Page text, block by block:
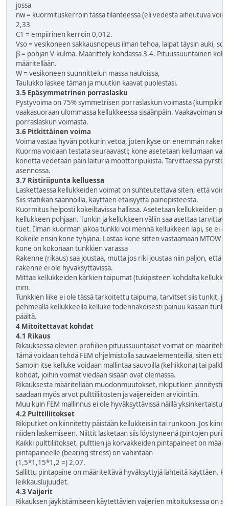
jossa
nw = kuormituskerroin tässä tilanteessa (eli vedestä aiheutuva
2,33
C1 = empiirinen kerroin 0,012.
Vso= vesikoneen sakkausnopeus ilman tehoa, laipat täysin auki,
β= pohjan V-kulma. Määrittely kohdassa 3.4. Pituussuuntainen
määritellään.
W = vesikoneen suunnittelun massa nauloissa,
Taulukko laskee tämän ja muutkin kaavat puolestasi.
3.5 Epäsymmetrinen porraslasku
Pystyvoima on 75% symmetrisen porraslaskun voimasta
vaakasuoraan ulommassa kellukkeessa sisäänpäin. Vaakavoiman
porraslaskun voimasta.
3.6 Pitkittäinen voima
Voima vastaa hyvän potkurin vetoa, joten kyse on enemmän
Kuorma voidaan testata seuraavasti; kone asetetaan kellumaan
konetta vedetään päin laituria moottoripukista. Tarvittaessa
asennossa.
3.7 Ristiriipunta kelluessa
Laskettaessa kellukkeiden voimat on suhteutettava siten, että
Siis statiikan säännöillä, käyttäen etäisyyttä painopisteestä.
Kuormitus helposti kokeiltavissa hallissa. Asetetaan kellukkeiden
kellukkeen pohjaan. Tunkin ja kellukkeen väliin saa asettaa
tuet. Ilman kuorman jakoa tunkki voi mennä kellukkeen läpi, se ei
Kokeile ensin kone tyhjänä. Lastaa kone sitten vastaamaan MTOW
kone on kokonaan tunkkien varassa
Rakenne (rikaus) saa joustaa, mutta jos riki joustaa niin paljon, että
rakenne ei ole hyväksyttävissä.
Mittaa kellukkeiden kärkien taipumat (tukipisteen kohdalta
mm.
Tunkkien liike ei ole tässä tarkoitettu taipuma, tarvitset siis tunkit,
pehmeällä kellukkeella kelluke todennäköisesti painuu kasaan
päältä.
4 Mitoitettavat kohdat
4.1 Rikaus
Rikauksessa olevien profiilien pituussuuntaiset voimat on
Tämä voidaan tehdä FEM ohjelmistolla sauvaelementeillä, siten
Samoin itse kelluke voidaan mallintaa sauvoilla (kehikkona) tai
kohdat, joihin voimat viedään sisään ovat olemassa.
Rikauksesta määritellään muodonmuutokset, rikiputkien
saadaan myös arvot pulttiliitosten ja vaijereiden arviointiin.
Muu kuin FEM mallinnus ei ole hyväksyttävissä näillä
4.2 Pulttiliitokset
Rikiputket on kiinnitetty päistään kellukkeisiin tai runkoon. Jos
niiden laskemiseen. Niittit lasketaan siis löystyneenä (pintojen
Kaikki pulttiliitokset, pulttien ja korvakkeiden pintapaineet on
pintapaineelle (bearing stress) on vähintään
(1,5*1,15*1,2 =) 2,07.
Sallittu pintapaine on määriteltävä hyväksyttyjä lähteitä käyttäen.
leikkauslujuudet.
4.3 Vaijerit
Rikauksen jäykistämiseen käytettävien vaijerien mitoituksessa on